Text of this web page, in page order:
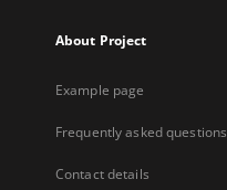
About Project
Example page
Frequently asked questions
Contact details